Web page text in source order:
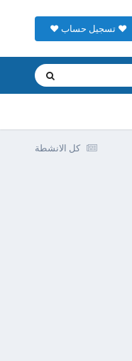
♥ تسجيل حساب ♥
كل الانشطة